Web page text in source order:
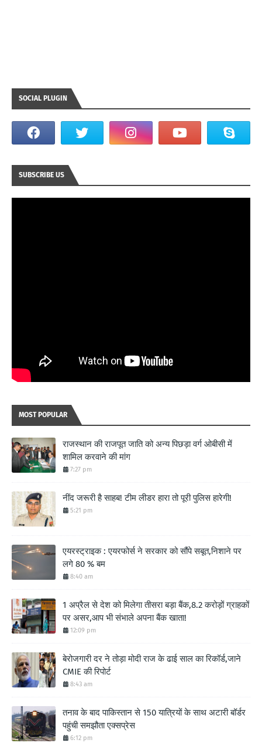
SOCIAL PLUGIN
SUBSCRIBE US
MOST POPULAR
राजस्थान की राजपूत जाति को अन्य पिछड़ा वर्ग ओबीसी में
शामिल करवाने की मांग
7:27 pm
नींद जरूरी है साहब! टीम लीडर हारा तो पूरी पुलिस हारेगी!
5:21 pm
एयरस्ट्राइक : एयरफोर्स ने सरकार को सौंपे सबूत,निशाने पर
लगे 80 % बम
8:40 am
1 अप्रैल से देश को मिलेगा तीसरा बड़ा बैंक,8.2 करोड़ों ग्राहकों
पर असर,आप भी संभाले अपना बैंक खाता!
12:09 pm
बेरोजगारी दर ने तोड़ा मोदी राज के ढाई साल का रिकॉर्ड,जाने
CMIE की रिपोर्ट
8:43 am
तनाव के बाद पाकिस्तान से 150 यात्रियों के साथ अटारी बॉर्डर
पहुंची समझौता एक्सप्रेस
6:12 pm